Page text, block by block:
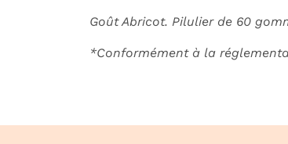
Goût Abricot. Pilulier de 60
*Conformément à la